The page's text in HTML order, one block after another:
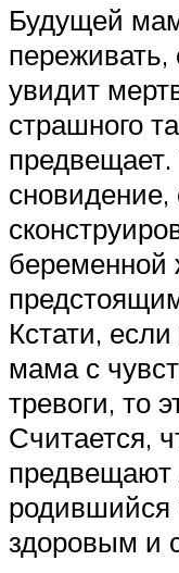
Будущей
переживать,
увидит
страшного
сновидение,
Кстати,
мама с
тревоги, то
Считается,
предвещают
родившийся
здоровым и